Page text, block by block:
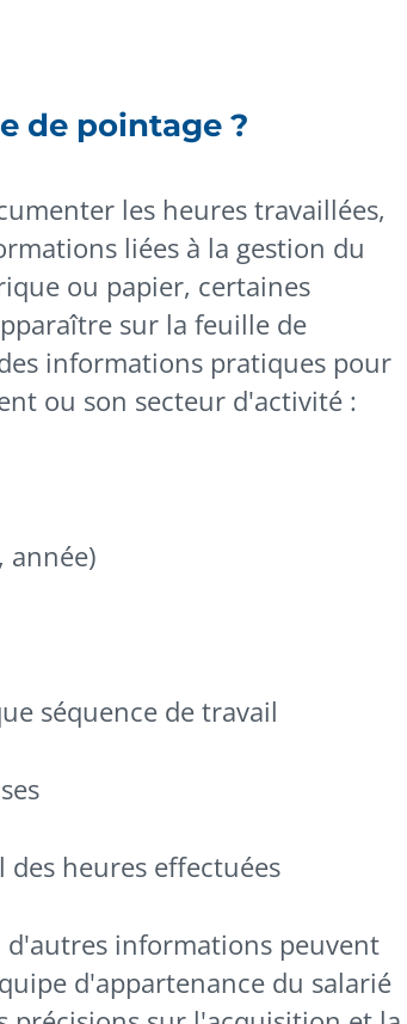
de pointage ?
les heures travaillées,
liées à la gestion du
ou papier, certaines
sur la feuille de
informations pratiques pour
ou son secteur d'activité :
année)
séquence de travail
heures effectuées
d'autres informations peuvent
d'appartenance du salarié